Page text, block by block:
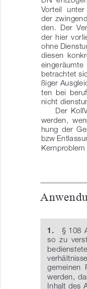
Vorteil
der
den.  Der
der  hier
ohne
diesen
eingeräumte
betrachtet
ßiger
ten  bei
nicht
Der
werden,
hung  der
bzw
1.
§ 108
so  zu
gemeinen
werden,
Inhalt des